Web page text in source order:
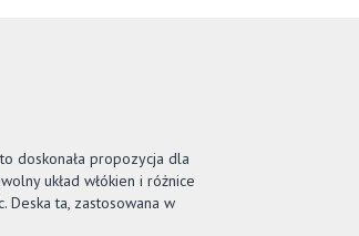
doskonała propozycja dla
układ włókien i różnice
ta, zastosowana w